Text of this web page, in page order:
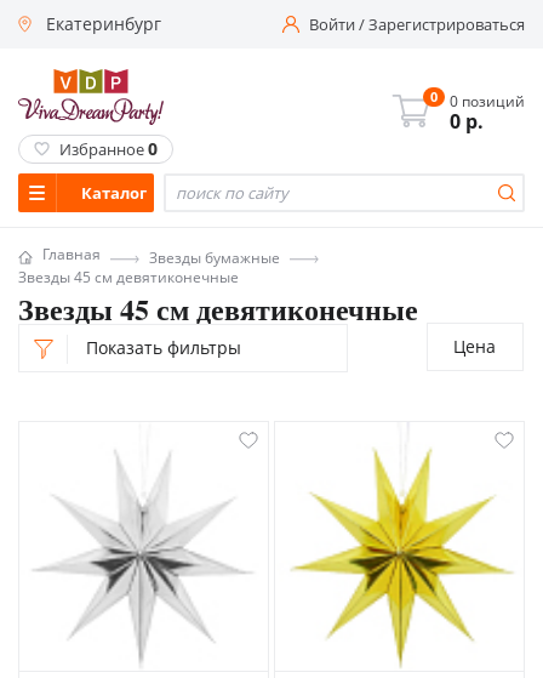
Екатеринбург Войти/Зарегистрироваться
Каталог
0 0 позиций
0 р.
Избранное0
Главная
Звезды бумажные
Звезды 45 см девятиконечные
Звезды 45 см девятиконечные
Показать фильтры Цена